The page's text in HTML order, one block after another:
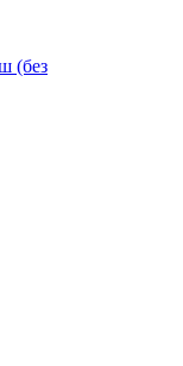
(без